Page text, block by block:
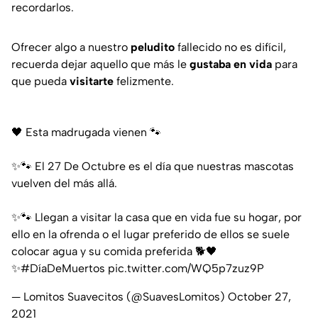
recordarlos.
Ofrecer algo a nuestro peludito fallecido no es difícil,
recuerda dejar aquello que más le gustaba en vida para
que pueda visitarte felizmente.
🖤 Esta madrugada vienen 🐾
✨🐾 El 27 De Octubre es el día que nuestras mascotas
vuelven del más allá.
✨🐾 Llegan a visitar la casa que en vida fue su hogar, por
ello en la ofrenda o el lugar preferido de ellos se suele
colocar agua y su comida preferida 🐕🖤
✨#DíaDeMuertos pic.twitter.com/WQ5p7zuz9P
— Lomitos Suavecitos (@SuavesLomitos) October 27,
2021